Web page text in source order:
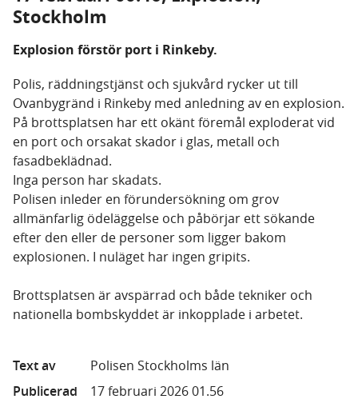
Stockholm
Explosion förstör port i Rinkeby.
Polis, räddningstjänst och sjukvård rycker ut till
Ovanbygränd i Rinkeby med anledning av en explosion.
På brottsplatsen har ett okänt föremål exploderat vid
en port och orsakat skador i glas, metall och
fasadbeklädnad.
Inga person har skadats.
Polisen inleder en förundersökning om grov
allmänfarlig ödeläggelse och påbörjar ett sökande
efter den eller de personer som ligger bakom
explosionen. I nuläget har ingen gripits.
Brottsplatsen är avspärrad och både tekniker och
nationella bombskyddet är inkopplade i arbetet.
Text av
Polisen Stockholms län
Publicerad
17 februari 2026 01.56